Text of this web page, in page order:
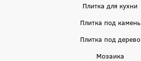
Плитка для кухни
Плитка под камень
Плитка под дерево
Мозаика